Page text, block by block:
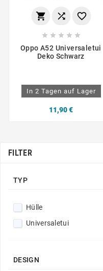
  
    
Oppo A52 Universaletui
Deko Schwarz
In 2 Tagen auf Lager
11,90 €
FILTER
TYP
Hülle
Universaletui
DESIGN